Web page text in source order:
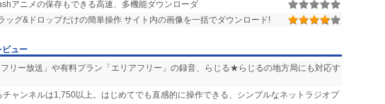
アニメの保存もできる高速、多機能ダウンローダ
ッグ&ドロップだけの簡単操作 サイト内の画像を一括でダウンロード!
ビュー
リー放送」や有料プラン「エリアフリー」の録音、らじる★らじるの地方局にも対応す
チャンネルは1,750以上。はじめてでも直感的に操作できる、シンプルなネットラジオプ